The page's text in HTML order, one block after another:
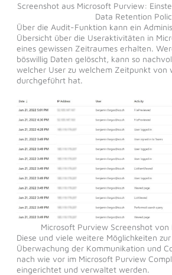
Screenshot aus Microsoft Purview:
Data Retention
Über die Audit-Funktion kann ein
Übersicht über die Useraktivitäten in
eines gewissen Zeitraumes erhalten.
böswillig Daten gelöscht, kann so
welcher User zu welchem Zeitpunkt von
durchgeführt hat.
Microsoft Purview Screenshot
Diese und viele weitere Möglichkeiten
Überwachung der Kommunikation und
nach wie vor im Microsoft Purview
eingerichtet und verwaltet werden.